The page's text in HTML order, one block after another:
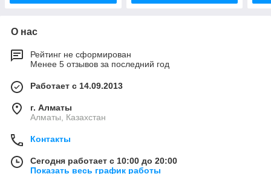
О нас
Рейтинг не сформирован
Менее 5 отзывов за последний год
Работает с 14.09.2013
г. Алматы
Алматы, Казахстан
Контакты
Сегодня работает с 10:00 до 20:00
Показать весь график работы